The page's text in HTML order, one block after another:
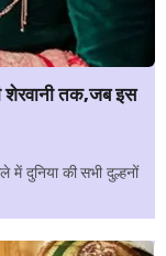
शेरवानी तक,जब इस
दुनिया की सभी दुल्हनों